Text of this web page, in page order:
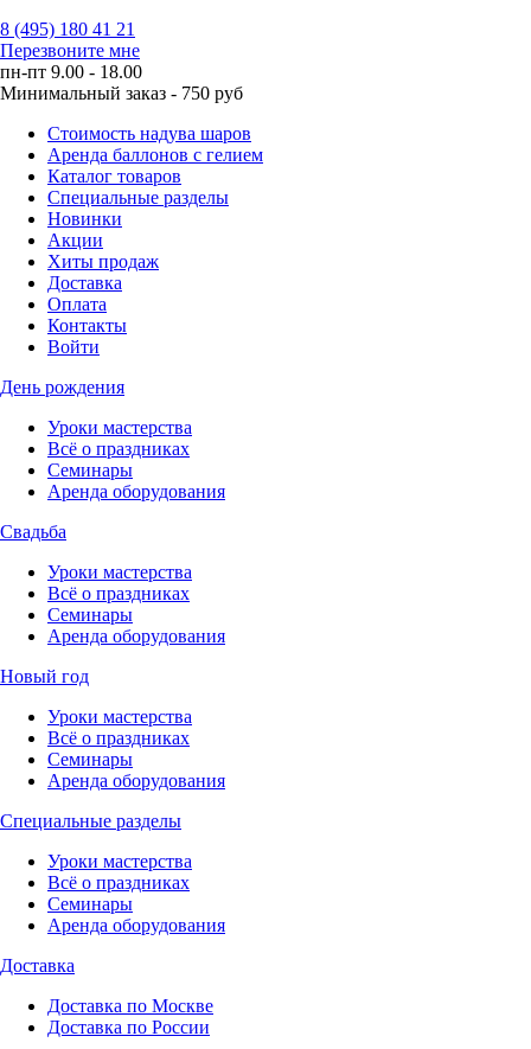
8 (495) 180 41 21
Перезвоните мне
пн-пт 9.00 - 18.00
Минимальный заказ - 750 руб
Стоимость надува шаров
Аренда баллонов с гелием
Каталог товаров
Специальные разделы
Новинки
Акции
Хиты продаж
Доставка
Оплата
Контакты
Войти
День рождения
Уроки мастерства
Всё о праздниках
Семинары
Аренда оборудования
Свадьба
Уроки мастерства
Всё о праздниках
Семинары
Аренда оборудования
Новый год
Уроки мастерства
Всё о праздниках
Семинары
Аренда оборудования
Специальные разделы
Уроки мастерства
Всё о праздниках
Семинары
Аренда оборудования
Доставка
Доставка по Москве
Доставка по России